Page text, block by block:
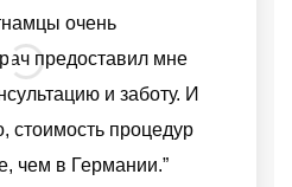
очень
предоставил мне
и заботу. И
стоимость процедур
чем в Германии.”